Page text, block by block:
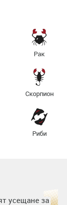
Рак
Скорпион
Риби
усещане за